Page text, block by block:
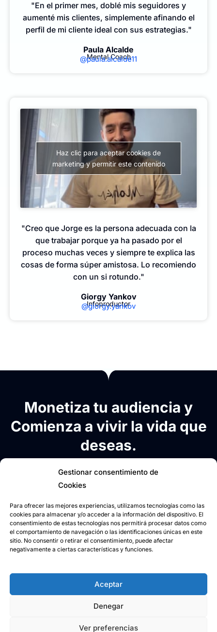
Gestionar consentimiento de
Cookies
Para ofrecer las mejores experiencias, utilizamos tecnologías como las
cookies para almacenar y/o acceder a la información del dispositivo. El
consentimiento de estas tecnologías nos permitirá procesar datos como
el comportamiento de navegación o las identificaciones únicas en este
sitio. No consentir o retirar el consentimiento, puede afectar
negativamente a ciertas características y funciones.
Aceptar
Denegar
Ver preferencias
"En el primer mes, doblé mis seguidores y
aumenté mis clientes, simplemente afinando el
perfil de mi cliente ideal con sus estrategias."
Paula Alcalde
Mental Coach
@paula.alcalde11
Haz clic para aceptar cookies de
marketing y permitir este contenido
"Creo que Jorge es la persona adecuada con la
que trabajar porque ya ha pasado por el
proceso muchas veces y siempre te explica las
cosas de forma súper amistosa. Lo recomiendo
con un si rotundo."
Giorgy Yankov
Infoproductor
@giorgy.yankov
Monetiza tu audiencia y
Comienza a vivir la vida que
deseas.
Escríbeme ahora paraanalizar tu caso y descubrir
juntos la mejor manera de alcanzar tus objetivos
en los próximos meses.
¿Trabajamos juntos?